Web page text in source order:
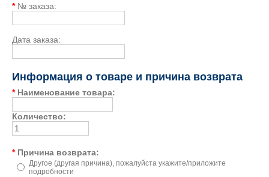
*№ заказа:
Дата заказа:
Информация о товаре и причина возврата
* Наименование товара:
Количество:
* Причина возврата:
Другое (другая причина), пожалуйста укажите/приложите
подробности